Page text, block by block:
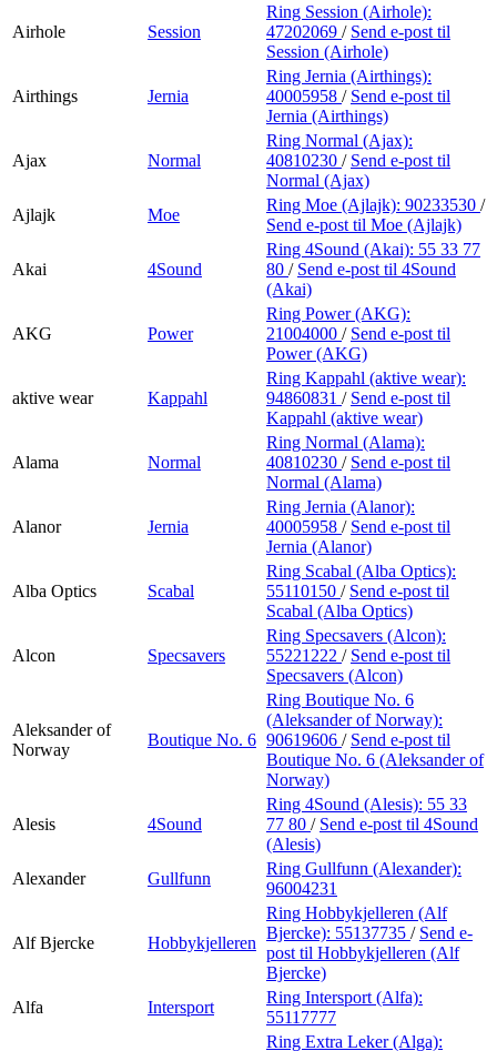
Airhole Session
Ring Session (Airhole):
47202069 / Send e-post til
Session (Airhole)
Airthings Jernia
Ring Jernia (Airthings):
40005958 / Send e-post til
Jernia (Airthings)
Ajax Normal
Ring Normal (Ajax):
40810230 / Send e-post til
Normal (Ajax)
Ajlajk
Moe
Ring Moe (Ajlajk): 90233530 /
Send e-post til Moe (Ajlajk)
Akai 4Sound
Ring 4Sound (Akai): 55 33 77
80 / Send e-post til 4Sound
(Akai)
AKG Power
Ring Power (AKG):
21004000 / Send e-post til
Power (AKG)
aktive wear Kappahl
Ring Kappahl (aktive wear):
94860831 / Send e-post til
Kappahl (aktive wear)
Alama Normal
Ring Normal (Alama):
40810230 / Send e-post til
Normal (Alama)
Alanor Jernia
Ring Jernia (Alanor):
40005958 / Send e-post til
Jernia (Alanor)
Alba Optics Scabal
Ring Scabal (Alba Optics):
55110150 / Send e-post til
Scabal (Alba Optics)
Alcon Specsavers
Ring Specsavers (Alcon):
55221222 / Send e-post til
Specsavers (Alcon)
Aleksander of
Norway
Boutique No. 6
Ring Boutique No. 6
(Aleksander of Norway):
90619606 / Send e-post til
Boutique No. 6 (Aleksander of
Norway)
Alesis 4Sound
Ring 4Sound (Alesis): 55 33
77 80 / Send e-post til 4Sound
(Alesis)
Alexander
Gullfunn
Ring Gullfunn (Alexander):
96004231
Alf Bjercke Hobbykjelleren
Ring Hobbykjelleren (Alf
Bjercke): 55137735 / Send e-
post til Hobbykjelleren (Alf
Bjercke)
Alfa
Intersport
Ring Intersport (Alfa):
55117777
Ring Extra Leker (Alga):